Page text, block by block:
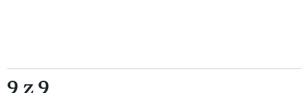
9 z 9